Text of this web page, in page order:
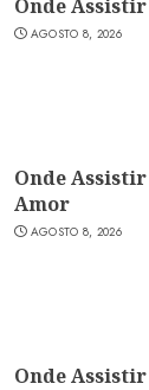
Onde
AGOSTO 8, 2026
Onde
Amor
AGOSTO 8, 2026
Onde